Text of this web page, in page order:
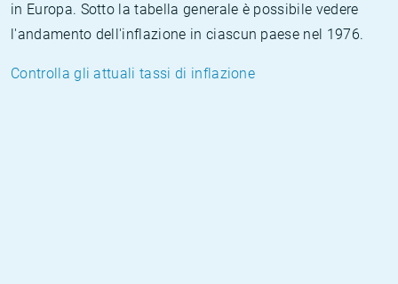
in Europa. Sotto la tabella generale è possibile vedere
l'andamento dell'inflazione in ciascun paese nel 1976.
Controlla gli attuali tassi di inflazione